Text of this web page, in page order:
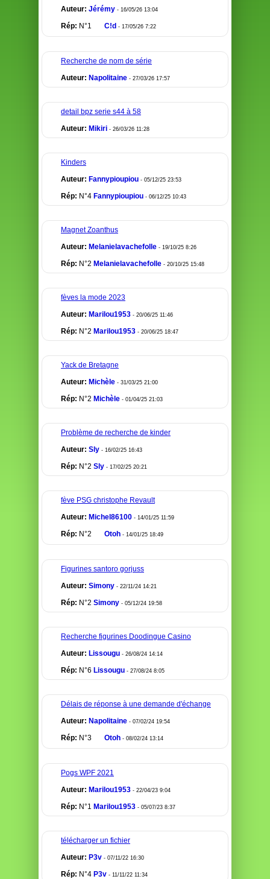
Auteur: Jérémy - 16/05/26 13:04
Rép: N°1 C!d - 17/05/26 7:22
Recherche de nom de série
Auteur: Napolitaine - 27/03/26 17:57
detail bpz serie s44 à 58
Auteur: Mikiri - 26/03/26 11:28
Kinders
Auteur: Fannypioupiou - 05/12/25 23:53
Rép: N°4 Fannypioupiou - 06/12/25 10:43
Magnet Zoanthus
Auteur: Melanielavachefolle - 19/10/25 8:26
Rép: N°2 Melanielavachefolle - 20/10/25 15:48
fèves la mode 2023
Auteur: Marilou1953 - 20/06/25 11:46
Rép: N°2 Marilou1953 - 20/06/25 18:47
Yack de Bretagne
Auteur: Michèle - 31/03/25 21:00
Rép: N°2 Michèle - 01/04/25 21:03
Problème de recherche de kinder
Auteur: Sly - 16/02/25 16:43
Rép: N°2 Sly - 17/02/25 20:21
fève PSG christophe Revault
Auteur: Michel86100 - 14/01/25 11:59
Rép: N°2 Otoh - 14/01/25 18:49
Figurines santoro gorjuss
Auteur: Simony - 22/11/24 14:21
Rép: N°2 Simony - 05/12/24 19:58
Recherche figurines Doodingue Casino
Auteur: Lissougu - 26/08/24 14:14
Rép: N°6 Lissougu - 27/08/24 8:05
Délais de réponse à une demande d'échange
Auteur: Napolitaine - 07/02/24 19:54
Rép: N°3 Otoh - 08/02/24 13:14
Pogs WPF 2021
Auteur: Marilou1953 - 22/04/23 9:04
Rép: N°1 Marilou1953 - 05/07/23 8:37
télécharger un fichier
Auteur: P3v - 07/11/22 16:30
Rép: N°4 P3v - 11/11/22 11:34